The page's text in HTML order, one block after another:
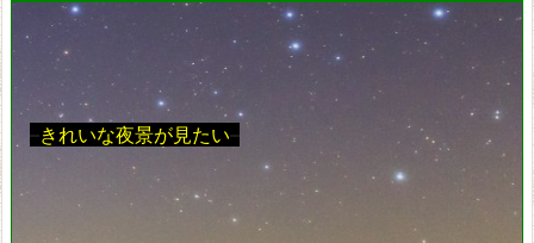
鹿苑寺金閣
「金閣」ってのは、鹿苑寺にある舎利殿のこと。
–きれいな夜景が見たい–